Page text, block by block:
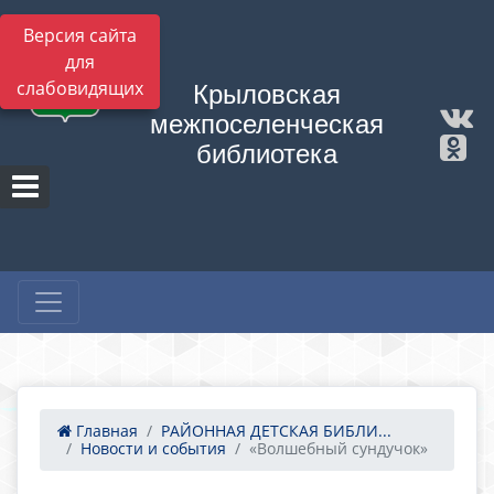
Версия сайта
для
слабовидящих
Крыловская
межпоселенческая
библиотека
Главная
РАЙОННАЯ ДЕТСКАЯ БИБЛИ...
Новости и события
«Волшебный сундучок»